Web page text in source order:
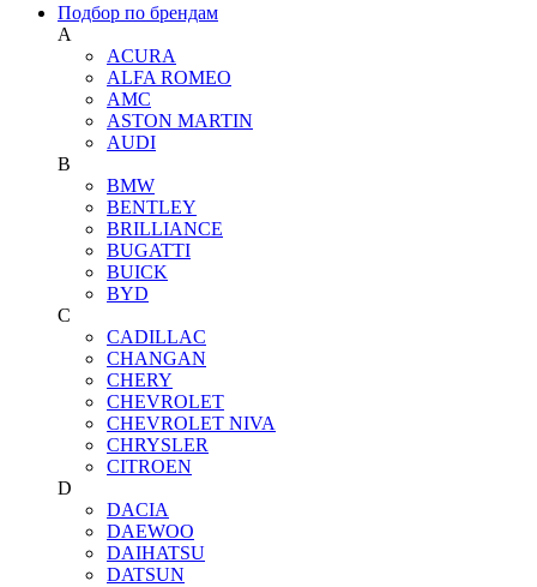
Подбор по брендам
A
ACURA
ALFA ROMEO
AMC
ASTON MARTIN
AUDI
B
BMW
BENTLEY
BRILLIANCE
BUGATTI
BUICK
BYD
C
CADILLAC
CHANGAN
CHERY
CHEVROLET
CHEVROLET NIVA
CHRYSLER
CITROEN
D
DACIA
DAEWOO
DAIHATSU
DATSUN